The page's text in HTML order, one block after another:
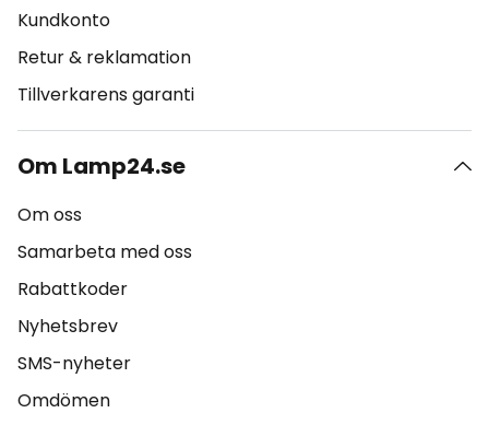
Kundkonto
Retur & reklamation
Tillverkarens garanti
Om Lamp24.se
Om oss
Samarbeta med oss
Rabattkoder
Nyhetsbrev
SMS-nyheter
Omdömen